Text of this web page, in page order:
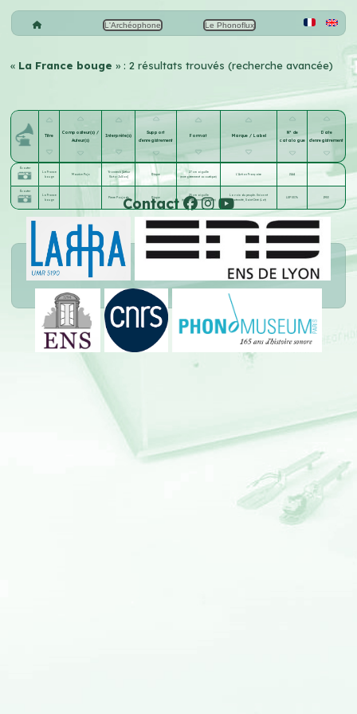
L'Archéophone Le Phonoflux
« La France bouge» : 2 résultats trouvés (recherche avancée)
Titre
Compositeur(s) /
Auteur(s)
Interprète(s)
Support
d'enregistrement
Format Marque / Label
N° de
catalogue
Date
d'enregistrement
Écouter
La France
bouge
Maurice Pujo
Yvonneck [Arthur
Victor Jullion]
Disque
27 cm aiguille
(enregistrement acoustique)
L'Action Française 2144
Écouter
La France
bouge
Pierre Poujade Disque
25 cm aiguille
(enregistrement électrique)
La voix du peuple. Union et
fraternité, Saint Céré (Lot)
LSP 5376 1953
Contact